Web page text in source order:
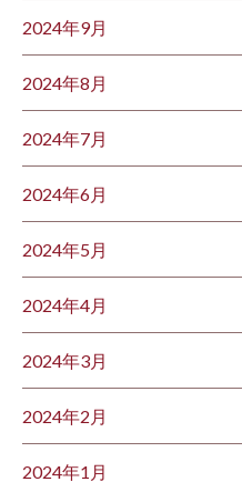
2024年9月
2024年8月
2024年7月
2024年6月
2024年5月
2024年4月
2024年3月
2024年2月
2024年1月